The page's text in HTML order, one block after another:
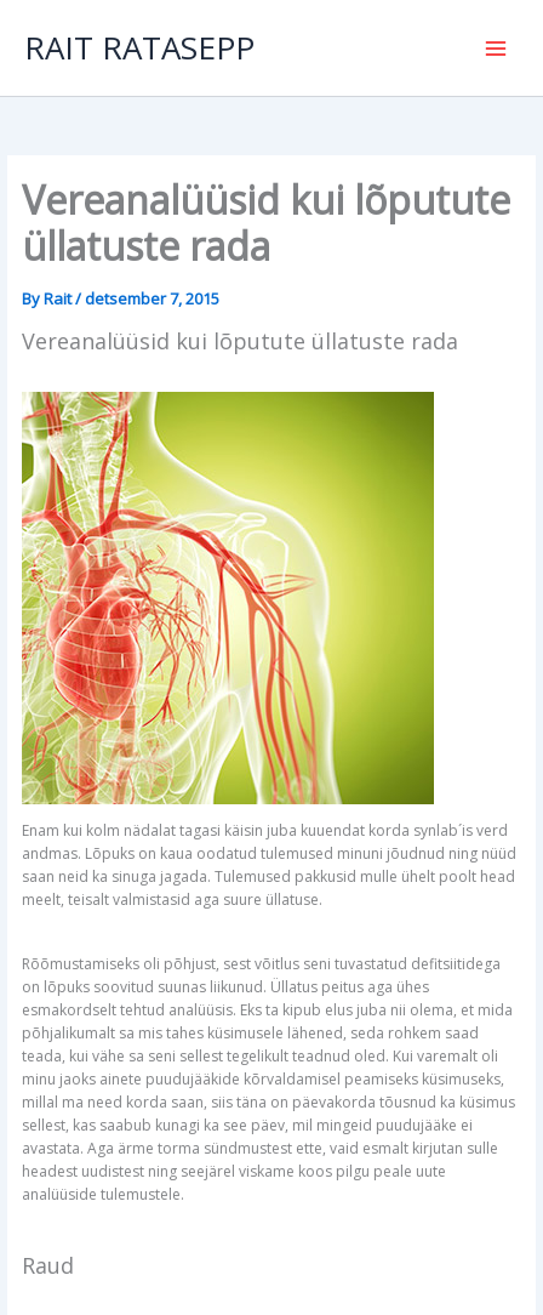
contentRAIT RATASEPP
Vereanalüüsid kui lõputute
üllatuste rada
ByRait/detsember 7, 2015
Vereanalüüsid kui lõputute üllatuste rada
Enam kui kolm nädalat tagasi käisin juba kuuendat korda synlab´is verd
andmas. Lõpuks on kaua oodatud tulemused minuni jõudnud ning nüüd
saan neid ka sinuga jagada. Tulemused pakkusid mulle ühelt poolt head
meelt, teisalt valmistasid aga suure üllatuse.
Rõõmustamiseks oli põhjust, sest võitlus seni tuvastatud defitsiitidega
on lõpuks soovitud suunas liikunud. Üllatus peitus aga ühes
esmakordselt tehtud analüüsis. Eks ta kipub elus juba nii olema, et mida
põhjalikumalt sa mis tahes küsimusele lähened, seda rohkem saad
teada, kui vähe sa seni sellest tegelikult teadnud oled. Kui varemalt oli
minu jaoks ainete puudujääkide kõrvaldamisel peamiseks küsimuseks,
millal ma need korda saan, siis täna on päevakorda tõusnud ka küsimus
sellest, kas saabub kunagi ka see päev, mil mingeid puudujääke ei
avastata. Aga ärme torma sündmustest ette, vaid esmalt kirjutan sulle
headest uudistest ning seejärel viskame koos pilgu peale uute
analüüside tulemustele.
Raud